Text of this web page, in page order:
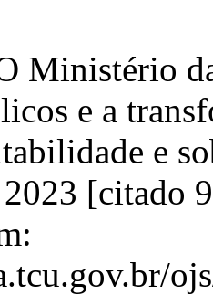
Ministério
e a
e
[citado